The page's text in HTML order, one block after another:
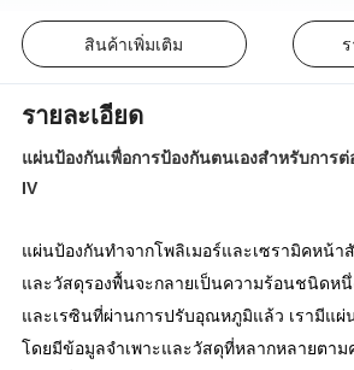
สินค้าเพิ่มเติม
รายละเอียด
แผ่นป้องกันเพื่อการป้องกันตนเองสำหรับการ
IV
แผ่นป้องกันทำจากโพลิเมอร์และเซรามิคหน้า
และวัสดุรองพื้นจะกลายเป็นความร้อนชนิดหนึ่
และเรซินที่ผ่านการปรับอุณหภูมิแล้ว เรามีแผ่
โดยมีข้อมูลจำเพาะและวัสดุที่หลากหลายตาม